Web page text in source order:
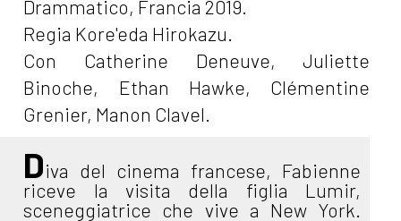
Drammatico, Francia 2019.
Regia Kore'eda Hirokazu.
Con Catherine Deneuve, Juliette
Binoche, Ethan Hawke, Clémentine
Grenier, Manon Clavel.
Diva del cinema francese, Fabienne
riceve la visita della figlia Lumir,
sceneggiatrice che vive a New York.